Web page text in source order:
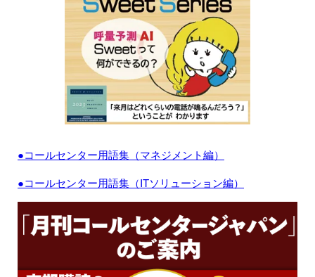
●コールセンター用語集（マネジメント編）
●コールセンター用語集（ITソリューション編）